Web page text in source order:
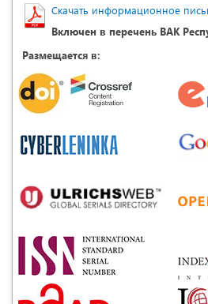
Скачать информационное
Включен в перечень ВАК
Размещается в: